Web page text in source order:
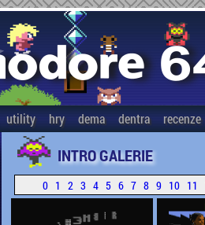
utility hry dema dentra recenze
INTRO GALERIE
0 1 2 3 4 5 6 7 8 9 10 11